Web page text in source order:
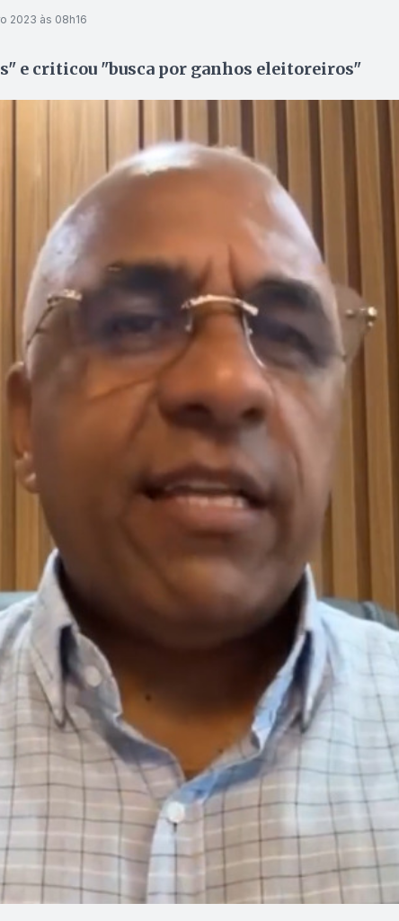
2023 às 08h16
e criticou "busca por ganhos eleitoreiros"